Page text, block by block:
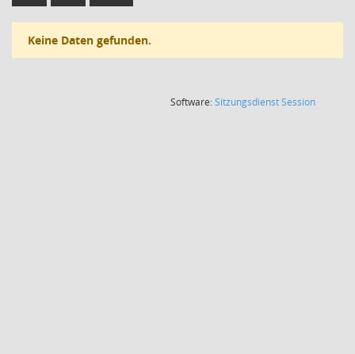
Keine Daten gefunden.
Software:SitzungsdienstSession(Wird in